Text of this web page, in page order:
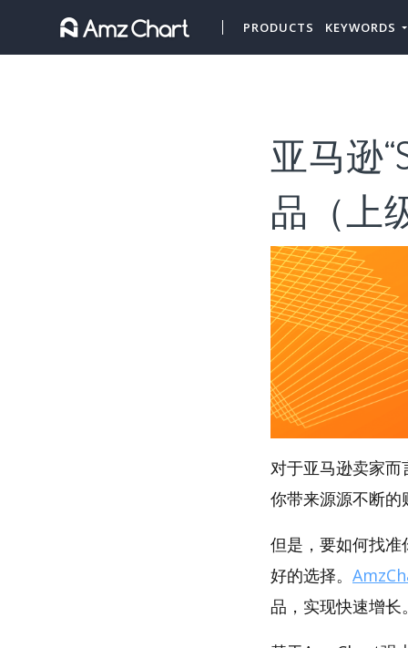
PRODUCTS KEYWORDS
亚马逊
品（上
对于亚马逊卖家
你带来源源不断的
但是，要如何找
好的选择。
品，实现快速增长